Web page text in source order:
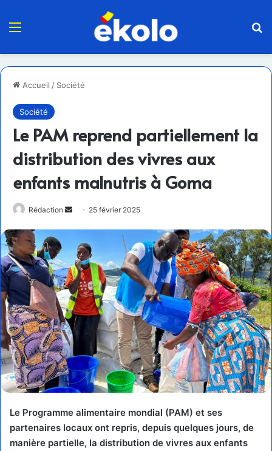
Menu
Accueil / Société
Société
Le PAM reprend partiellement la
distribution des vivres aux
enfants malnutris à Goma
Rédaction
Envoyer25 février 2025
Le Programme alimentaire mondial (PAM) et ses
partenaires locaux ont repris, depuis quelques jours, de
manière partielle, la distribution de vivres aux enfants